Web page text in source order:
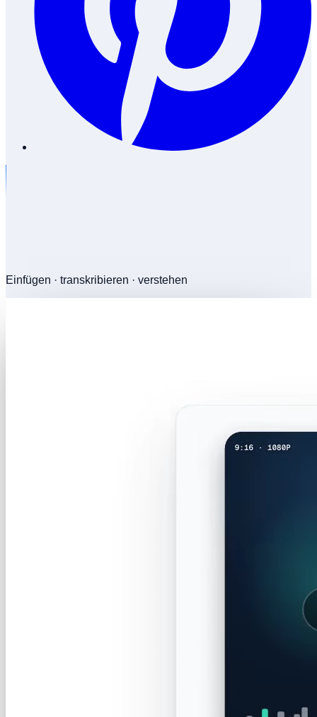
Einfügen · transkribieren · verstehen